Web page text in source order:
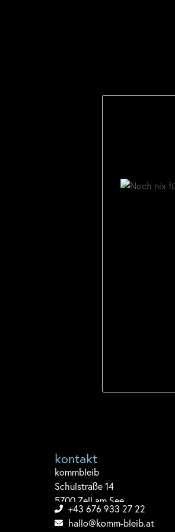
kontakt
kommbleib
Schulstraße 14
5700 Zell am See
+43 676 933 27 22
hallo@komm-bleib.at